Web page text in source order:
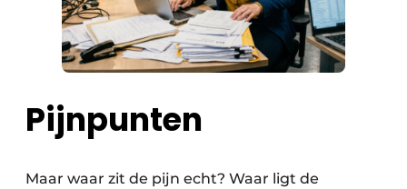
Pijnpunten
Maar waar zit de pijn echt? Waar ligt de